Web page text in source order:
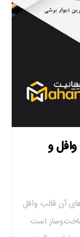
و
آن قالب وافل
است